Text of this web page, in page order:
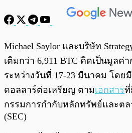
Michael Saylor และบริษัท
เติมกว่า 6,911 BTC คิดเป็นมูลค่
ระหว่างวันที่ 17-23 มีนาคม โดย
ดอลลาร์ต่อเหรียญ ตามเอกสารที่
กรรมการกำกับหลักทรัพย์และต
(SEC)